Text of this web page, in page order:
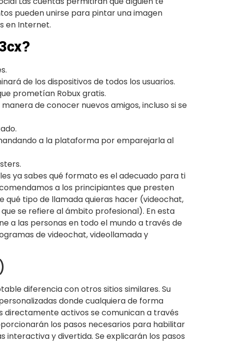
pueden unirse para pintar una imagen
en Internet.
de los dispositivos de todos los usuarios.
prometían Robux gratis.
de conocer nuevos amigos, incluso si se
a la plataforma por emparejarla al
ya sabes qué formato es el adecuado para ti
a los principiantes que presten
qué tipo de llamada quieras hacer (videochat,
se refiere al ámbito profesional). En esta
a las personas en todo el mundo a través de
de videochat, videollamada y
diferencia con otros sitios similares. Su
donde cualquiera de forma
directamente activos se comunican a través
los pasos necesarios para habilitar
interactiva y divertida. Se explicarán los pasos